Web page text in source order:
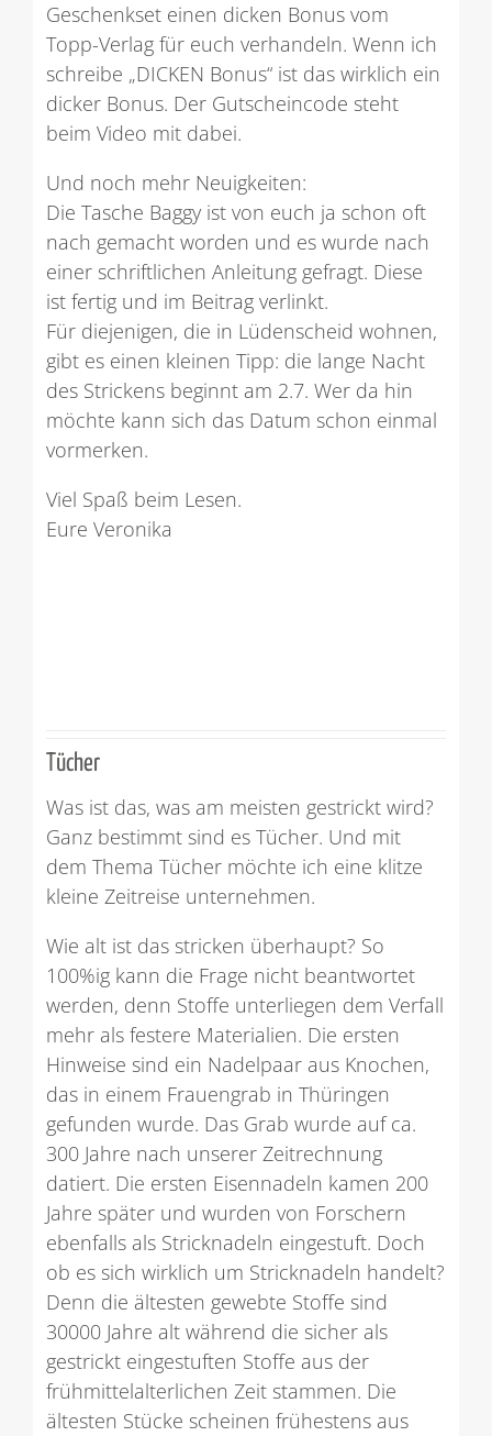
Geschenkset einen dicken Bonus vom
Topp-Verlag für euch verhandeln. Wenn ich
schreibe „DICKEN Bonus“ ist das wirklich ein
dicker Bonus. Der Gutscheincode steht
beim Video mit dabei.
Und noch mehr Neuigkeiten:
Die Tasche Baggy ist von euch ja schon oft
nach gemacht worden und es wurde nach
einer schriftlichen Anleitung gefragt. Diese
ist fertig und im Beitrag verlinkt.
Für diejenigen, die in Lüdenscheid wohnen,
gibt es einen kleinen Tipp: die lange Nacht
des Strickens beginnt am 2.7. Wer da hin
möchte kann sich das Datum schon einmal
vormerken.
Viel Spaß beim Lesen.
Eure Veronika
Tücher
Was ist das, was am meisten gestrickt wird?
Ganz bestimmt sind es Tücher. Und mit
dem Thema Tücher möchte ich eine klitze
kleine Zeitreise unternehmen.
Wie alt ist das stricken überhaupt? So
100%ig kann die Frage nicht beantwortet
werden, denn Stoffe unterliegen dem Verfall
mehr als festere Materialien. Die ersten
Hinweise sind ein Nadelpaar aus Knochen,
das in einem Frauengrab in Thüringen
gefunden wurde. Das Grab wurde auf ca.
300 Jahre nach unserer Zeitrechnung
datiert. Die ersten Eisennadeln kamen 200
Jahre später und wurden von Forschern
ebenfalls als Stricknadeln eingestuft. Doch
ob es sich wirklich um Stricknadeln handelt?
Denn die ältesten gewebte Stoffe sind
30000 Jahre alt während die sicher als
gestrickt eingestuften Stoffe aus der
frühmittelalterlichen Zeit stammen. Die
ältesten Stücke scheinen frühestens aus